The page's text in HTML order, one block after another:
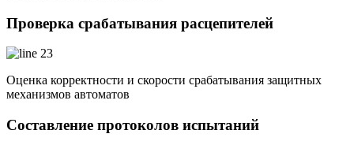
Проверка срабатывания расцепителей
Оценка корректности и скорости срабатывания защитных
механизмов автоматов
Составление протоколов испытаний